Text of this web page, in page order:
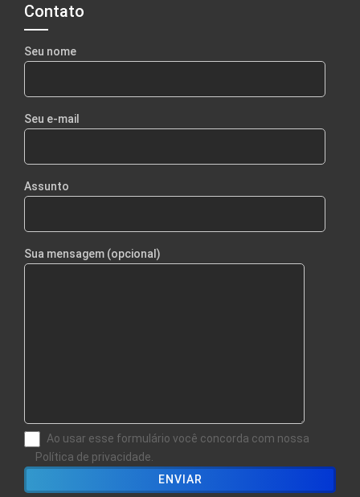
Contato
Seu nome
Seu e-mail
Assunto
Sua mensagem (opcional)
Ao usar esse formulário você concorda com nossa
Política de privacidade.